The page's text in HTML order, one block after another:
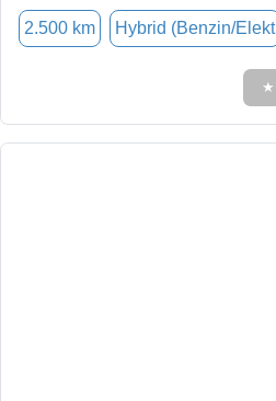
2.500 km Hybrid (Benzin/Elekt
★